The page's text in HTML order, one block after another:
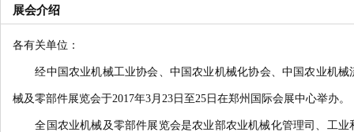
展会介绍
各有关单位：
经中国农业机械工业协会、中国农业机械化协会、中国农业机械
械及零部件展览会于2017年3月23日至25日在郑州国际会展中心举办。
全国农业机械及零部件展览会是农业部农业机械化管理司、工业